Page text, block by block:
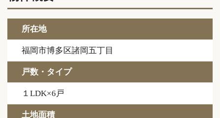
所在地
福岡市博多区諸岡五丁目
戸数・タイプ
１LDK×6戸
土地面積